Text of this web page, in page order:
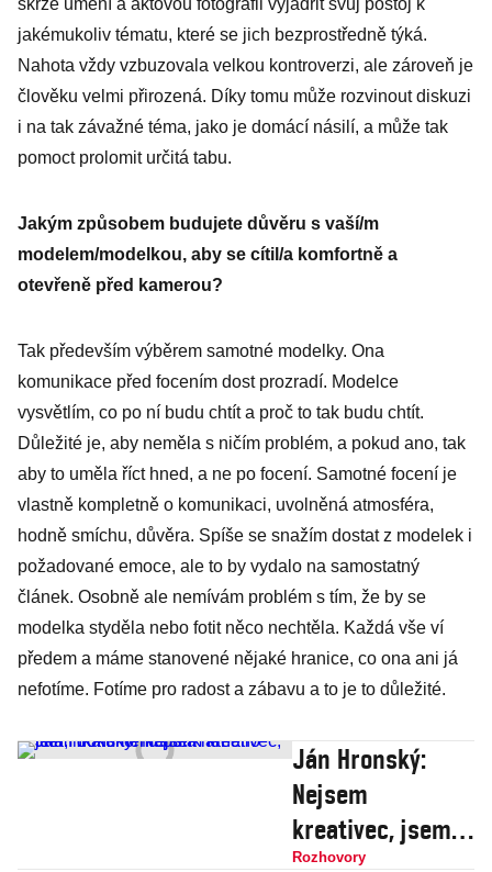
skrze umění a aktovou fotografii vyjádřit svůj postoj k
jakémukoliv tématu, které se jich bezprostředně týká.
Nahota vždy vzbuzovala velkou kontroverzi, ale zároveň je
člověku velmi přirozená. Díky tomu může rozvinout diskuzi
i na tak závažné téma, jako je domácí násilí, a může tak
pomoct prolomit určitá tabu.
Jakým způsobem budujete důvěru s vaší/m
modelem/modelkou, aby se cítil/a komfortně a
otevřeně před kamerou?
Tak především výběrem samotné modelky. Ona
komunikace před focením dost prozradí. Modelce
vysvětlím, co po ní budu chtít a proč to tak budu chtít.
Důležité je, aby neměla s ničím problém, a pokud ano, tak
aby to uměla říct hned, a ne po focení. Samotné focení je
vlastně kompletně o komunikaci, uvolněná atmosféra,
hodně smíchu, důvěra. Spíše se snažím dostat z modelek i
požadované emoce, ale to by vydalo na samostatný
článek. Osobně ale nemívám problém s tím, že by se
modelka styděla nebo fotit něco nechtěla. Každá vše ví
předem a máme stanovené nějaké hranice, co ona ani já
nefotíme. Fotíme pro radost a zábavu a to je to důležité.
Ján Hronský:
Nejsem
kreativec, jsem
dokumentarista
Rozhovory